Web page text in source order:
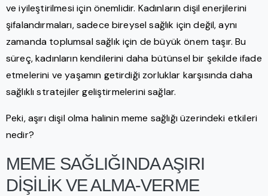
ve iyileştirilmesi için önemlidir. Kadınların dişil enerjilerini
şifalandırmaları, sadece bireysel sağlık için değil, aynı
zamanda toplumsal sağlık için de büyük önem taşır. Bu
süreç, kadınların kendilerini daha bütünsel bir şekilde ifade
etmelerini ve yaşamın getirdiği zorluklar karşısında daha
sağlıklı stratejiler geliştirmelerini sağlar.
Peki, aşırı dişil olma halinin meme sağlığı üzerindeki etkileri
nedir?
MEME SAĞLIĞINDA AŞIRI
DİŞİLİK VE ALMA-VERME